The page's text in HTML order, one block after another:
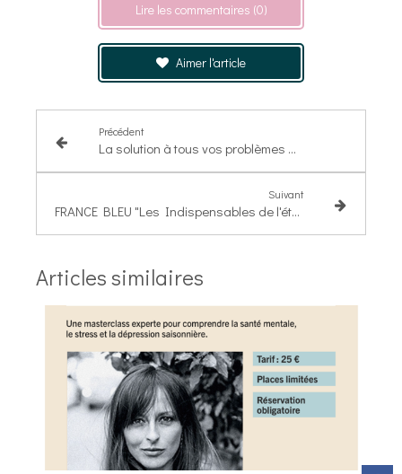
Lire les commentaires (0)
Aimer l'article
Précédent
La solution à tous vos problèmes digestifs
Suivant
FRANCE BLEU "Les Indispensables de l'été" Lundi 20 Juillet
Articles similaires